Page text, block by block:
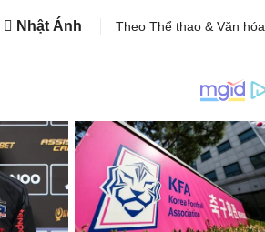
Nhật Ánh Theo Thể thao & Văn hóa